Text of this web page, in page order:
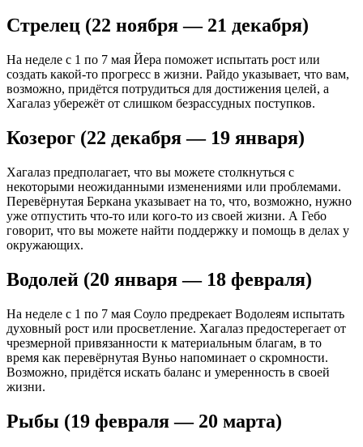
Стрелец (22 ноября — 21 декабря)
На неделе с 1 по 7 мая Йера поможет испытать рост или
создать какой-то прогресс в жизни. Райдо указывает, что вам,
возможно, придётся потрудиться для достижения целей, а
Хагалаз убережёт от слишком безрассудных поступков.
Козерог (22 декабря — 19 января)
Хагалаз предполагает, что вы можете столкнуться с
некоторыми неожиданными изменениями или проблемами.
Перевёрнутая Беркана указывает на то, что, возможно, нужно
уже отпустить что-то или кого-то из своей жизни. А Гебо
говорит, что вы можете найти поддержку и помощь в делах у
окружающих.
Водолей (20 января — 18 февраля)
На неделе с 1 по 7 мая Соуло предрекает Водолеям испытать
духовный рост или просветление. Хагалаз предостерегает от
чрезмерной привязанности к материальным благам, в то
время как перевёрнутая Вуньо напоминает о скромности.
Возможно, придётся искать баланс и умеренность в своей
жизни.
Рыбы (19 февраля — 20 марта)